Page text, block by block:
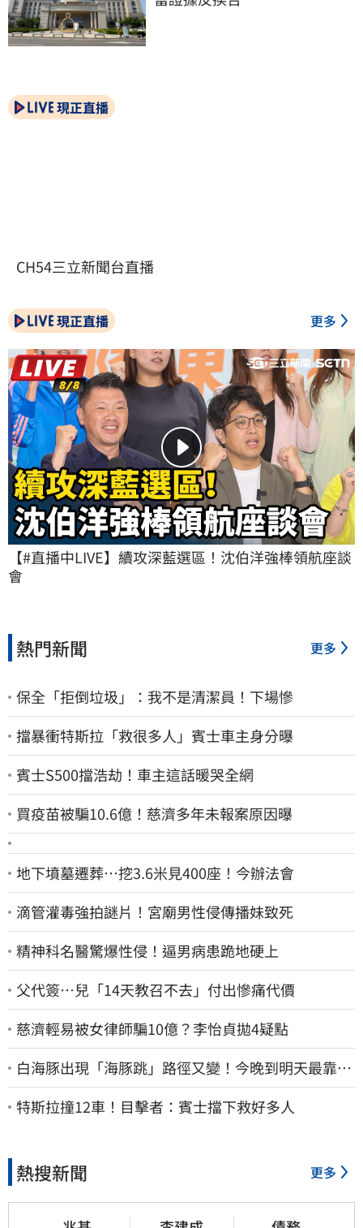
現正直播
CH54三立新聞台直播
現正直播 更多
【#直播中LIVE】續攻深藍選區！沈伯洋強棒領航座談
會
熱門新聞 更多
保全「拒倒垃圾」：我不是清潔員！下場慘
擋暴衝特斯拉「救很多人」賓士車主身分曝
賓士S500擋浩劫！車主這話暖哭全網
買疫苗被騙10.6億！慈濟多年未報案原因曝
地下墳墓遷葬…挖3.6米見400座！今辦法會
滴管灌毒強拍謎片！宮廟男性侵傳播妹致死
精神科名醫驚爆性侵！逼男病患跪地硬上
父代簽…兒「14天教召不去」付出慘痛代價
慈濟輕易被女律師騙10億？李怡貞拋4疑點
白海豚出現「海豚跳」路徑又變！今晚到明天最靠
近 風雨搖滾區曝光
特斯拉撞12車！目擊者：賓士擋下救好多人
熱搜新聞 更多